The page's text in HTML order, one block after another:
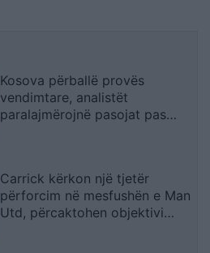
Kosova përballë provës
vendimtare, analistët
paralajmërojnë pasojat pas
Carrick kërkon një tjetër
përforcim në mesfushën e Man
Utd, përcaktohen objektivi